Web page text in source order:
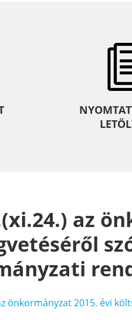
az
önkormányzat 2015. évi